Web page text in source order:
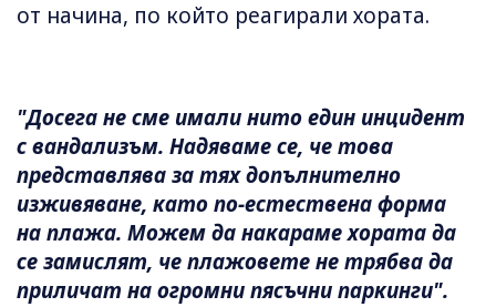
от начина, по който реагирали хората.
"Досега не сме имали нито един инцидент
с вандализъм. Надяваме се, че това
представлява за тях допълнително
изживяване, като по-естествена форма
на плажа. Можем да накараме хората да
се замислят, че плажовете не трябва да
приличат на огромни пясъчни паркинги".